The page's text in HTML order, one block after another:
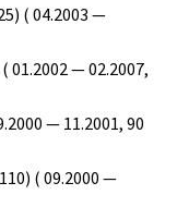
( 04.2003 —
01.2002 — 02.2007,
— 11.2001, 90
( 09.2000 —